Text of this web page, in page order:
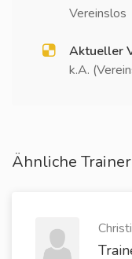
Vereinslos
Aktueller
k.A.
Ähnliche Trainer